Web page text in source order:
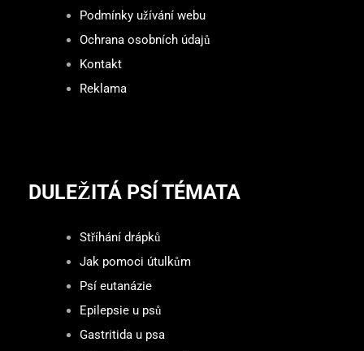
Podmínky užívání webu
Ochrana osobních údajů
Kontakt
Reklama
DULEŽITÁ PSÍ TÉMATA
Stříhání drápků
Jak pomoci útulkům
Psí eutanázie
Epilepsie u psů
Gastritida u psa